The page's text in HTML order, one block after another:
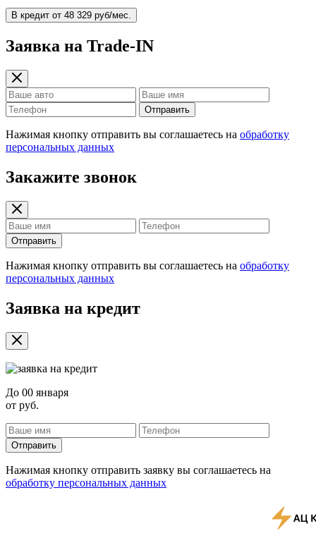
В кредит от 48 329 руб/мес.
Заявка на Trade-IN
Отправить
Нажимая кнопку отправить вы соглашаетесь на обработку
персональных данных
Закажите звонок
Отправить
Нажимая кнопку отправить вы соглашаетесь на обработку
персональных данных
Заявка на кредит
До 00 января
от руб.
Отправить
Нажимая кнопку отправить заявку вы соглашаетесь на
обработку персональных данных